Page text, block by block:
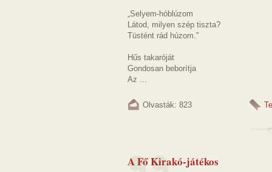
„Selyem-hóblúzom
Látod, milyen szép tiszta?
Tüstént rád húzom.”
Hűs takaróját
Gondosan beborítja
Az ...
Olvasták: 823
A Fő Kirakó-játékos